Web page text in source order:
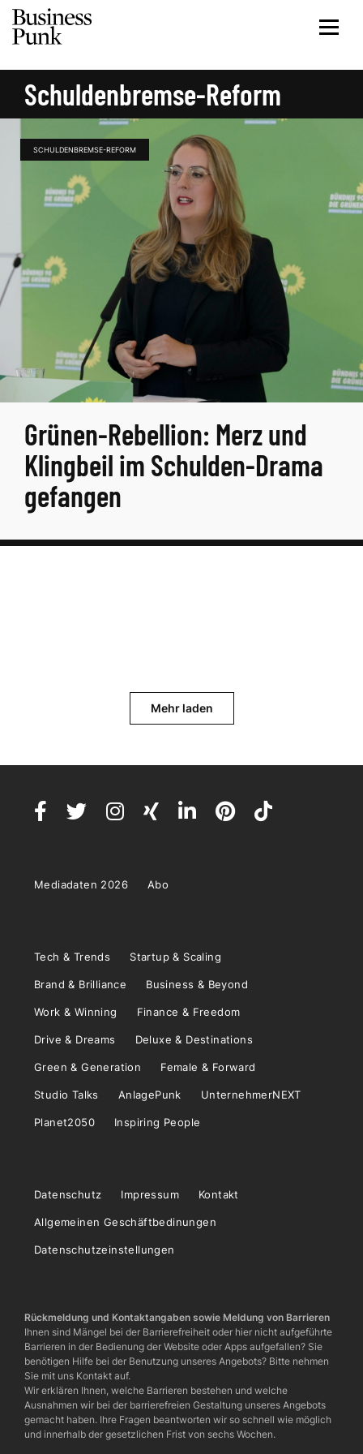
Schuldenbremse-Reform
SCHULDENBREMSE-REFORM
Grünen-Rebellion: Merz und
Klingbeil im Schulden-Drama
gefangen
Mehr laden
Mediadaten 2026 Abo
Tech & Trends Startup & Scaling
Brand & Brilliance Business & Beyond
Work & Winning Finance & Freedom
Drive & Dreams Deluxe & Destinations
Green & Generation Female & Forward
Studio Talks AnlagePunk UnternehmerNEXT
Planet2050 Inspiring People
Datenschutz Impressum Kontakt
Allgemeinen Geschäftbedinungen
Datenschutzeinstellungen
Rückmeldung und Kontaktangaben sowie Meldung von Barrieren
Ihnen sind Mängel bei der Barrierefreiheit oder hier nicht aufgeführte
Barrieren in der Bedienung der Website oder Apps aufgefallen? Sie
benötigen Hilfe bei der Benutzung unseres Angebots? Bitte nehmen
Sie mit uns Kontakt auf.
Wir erklären Ihnen, welche Barrieren bestehen und welche
Ausnahmen wir bei der barrierefreien Gestaltung unseres Angebots
gemacht haben. Ihre Fragen beantworten wir so schnell wie möglich
und innerhalb der gesetzlichen Frist von sechs Wochen.